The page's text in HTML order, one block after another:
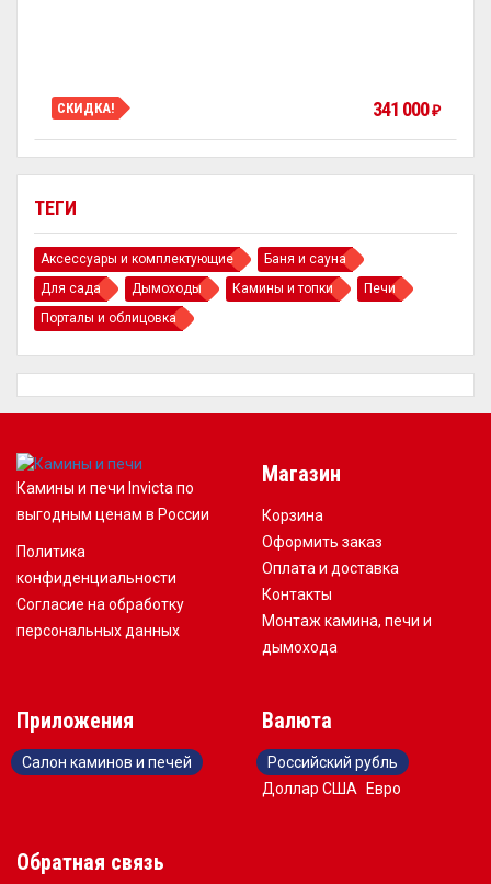
ТЕГИ
Аксессуары и комплектующие
Баня и сауна
Для сада
Дымоходы Камины и топки
Печи
Порталы и облицовка
СКИДКА! 341 000₽
Камины и печи Invicta по
выгодным ценам в России
Политика
конфиденциальности
Согласие на обработку
персональных данных
Магазин
Корзина
Оформить заказ
Оплата и доставка
Контакты
Монтаж камина, печи и
дымохода
Приложения
Салон каминов и печей
Валюта
Российский рубль
Доллар США
Евро
Обратная связь